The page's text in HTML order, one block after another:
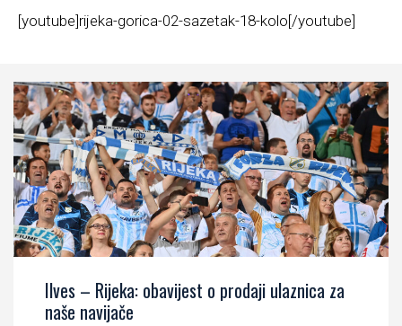
[youtube]rijeka-gorica-02-sazetak-18-kolo[/youtube]
Ilves – Rijeka: obavijest o prodaji ulaznica za
naše navijače